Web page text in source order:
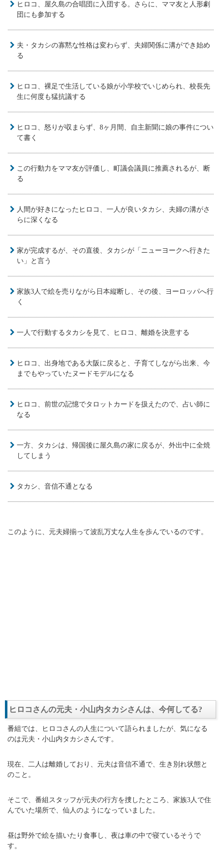
ヒロコ、屋久島の合唱団に入団する。さらに、ママ友と人形劇
団にも参加する
夫・タカシの寡黙な性格は変わらず、夫婦関係に溝ができ始め
る
ヒロコ、裸足で生活している娘が小学校でいじめられ、校長先
生に何度も猛抗議する
ヒロコ、怒りが収まらず、8ヶ月間、自主新聞に娘の事件につい
て書く
この行動力をママ友が評価し、町議会議員に推薦されるが、断
る
人間が好きになったヒロコ、一人が良いタカシ、夫婦の溝がさ
らに深くなる
家が完成するが、その直後、タカシが「ニューヨークへ行きた
い」と言う
家族3人で絵を売りながら日本縦断し、その後、ヨーロッパへ行
く
一人で行動するタカシを見て、ヒロコ、離婚を決意する
ヒロコ、出身地である大阪に戻ると、子育てしながら出来、今
までもやっていたヌードモデルになる
ヒロコ、前世の記憶でタロットカードを扱えたので、占い師に
なる
一方、タカシは、帰国後に屋久島の家に戻るが、外出中に全焼
してしまう
タカシ、音信不通となる
このように、元夫婦揃って波乱万丈な人生を歩んでいるのです。
ヒロコさんの元夫・小山内タカシさんは、今何してる?
番組では、ヒロコさんの人生について語られましたが、気になる
のは元夫・小山内タカシさんです。
現在、二人は離婚しており、元夫は音信不通で、生き別れ状態と
のこと。
そこで、番組スタッフが元夫の行方を捜したところ、家族3人で住
んでいた場所で、仙人のようになっていました。
昼は野外で絵を描いたり食事し、夜は車の中で寝ているそうで
す。